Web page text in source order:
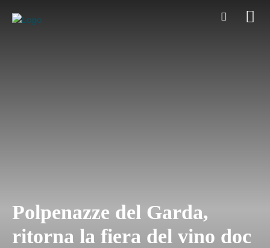
Polpenazze del Garda,
ritorna la fiera del vino doc